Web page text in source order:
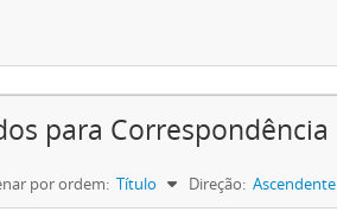
para Correspondência
por ordem: Título Direção: Ascendente